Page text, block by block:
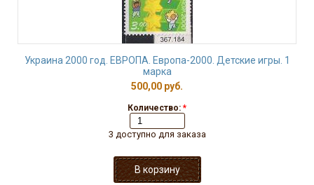
Украина 2000 год. ЕВРОПА. Европа-2000. Детские игры. 1
марка
500,00 руб.
Количество: *
3 доступно для заказа